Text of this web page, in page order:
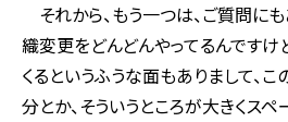
それから、もう一つは、ご質問に
織変更をどんどんやってるんです
くるというふうな面もありまして、
分とか、そういうところが大きくス